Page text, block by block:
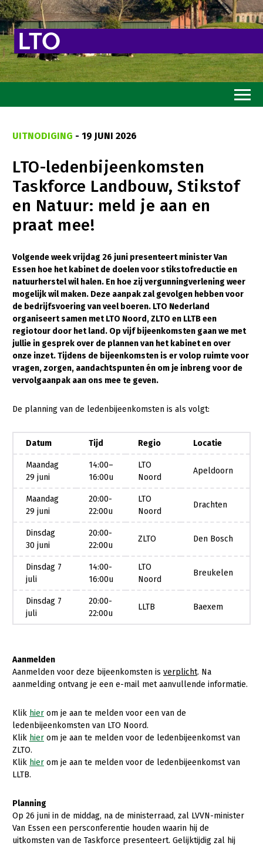
Goed eten
Mooi groen
Sterk ondernemerschap
Thema’s
Gezonde planten
Gezonde dieren
Natuur, klimaat en energie
Bodem en water
Platteland en omgeving
Internationaal
Sectoren
Biologische Landbouw
Geitenhouderij
Kalverhouderij
Konijnenhouderij
Melkveehouderij
Paardenhouderij
Pluimveehouderij
Schapenhouderij
Vleesveehouderij
Akkerbouw
Biologische Landbouw
Glastuinbouw
Paddenstoelen
Multifunctionele landbouw
Multifunctioneel
Onderwerpen
Nieuws
Webinars
Over LTO
UITNODIGING - 19 JUNI 2026
LTO-ledenbijeenkomsten
Taskforce Landbouw, Stikstof
en Natuur: meld je aan en
praat mee!
Volgende week vrijdag 26 juni presenteert minister Van
Essen hoe het kabinet de doelen voor stikstofreductie en
natuurherstel wil halen. En hoe zij vergunningverlening weer
mogelijk wil maken. Deze aanpak zal gevolgen hebben voor
de bedrijfsvoering van veel boeren. LTO Nederland
organiseert samen met LTO Noord, ZLTO en LLTB een
regiotour door het land. Op vijf bijeenkomsten gaan we met
jullie in gesprek over de plannen van het kabinet en over
onze inzet. Tijdens de bijeenkomsten is er volop ruimte voor
vragen, zorgen, aandachtspunten én om je inbreng voor de
vervolgaanpak aan ons mee te geven.
De planning van de ledenbijeenkomsten is als volgt:
Datum Tijd Regio Locatie
Maandag
29 juni
14:00–
16:00u
LTO
Noord
Apeldoorn
Maandag
29 juni
20:00-
22:00u
LTO
Noord
Drachten
Dinsdag
30 juni
20:00-
22:00u
ZLTO Den Bosch
Dinsdag 7
juli
14:00-
16:00u
LTO
Noord
Breukelen
Dinsdag 7
juli
20:00-
22:00u
LLTB Baexem
Aanmelden
Aanmelden voor deze bijeenkomsten is verplicht. Na
aanmelding ontvang je een e-mail met aanvullende informatie.
Klik hier om je aan te melden voor een van de
ledenbijeenkomsten van LTO Noord.
Klik hier om je aan te melden voor de ledenbijeenkomst van
ZLTO.
Klik hier om je aan te melden voor de ledenbijeenkomst van
LLTB.
Planning
Op 26 juni in de middag, na de ministerraad, zal LVVN-minister
Van Essen een persconferentie houden waarin hij de
uitkomsten van de Taskforce presenteert. Gelijktijdig zal hij